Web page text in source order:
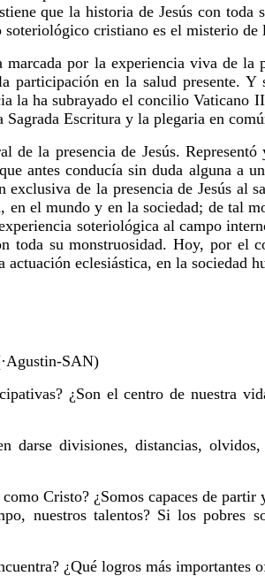
que la historia de Jesús con
cristiano es el misterio de
por la experiencia viva de la
en la salud presente.
la ha subrayado el concilio Vaticano
Escritura y la plegaria en
la presencia de Jesús.
antes conducía sin duda alguna a
de la presencia de Jesús
el mundo y en la sociedad; de tal
soteriológica al campo
su monstruosidad. Hoy, por el
eclesiástica, en la sociedad
SAN)
¿Son el centro de nuestra
divisiones, distancias,
Cristo? ¿Somos capaces de
nuestros talentos? Si los pobres
¿Qué logros más importantes